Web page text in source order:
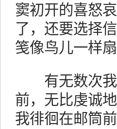
窦初开的喜怒
了，还要选择
笺像鸟儿一样
有无数次我
前，无比虔诚
我徘徊在邮筒